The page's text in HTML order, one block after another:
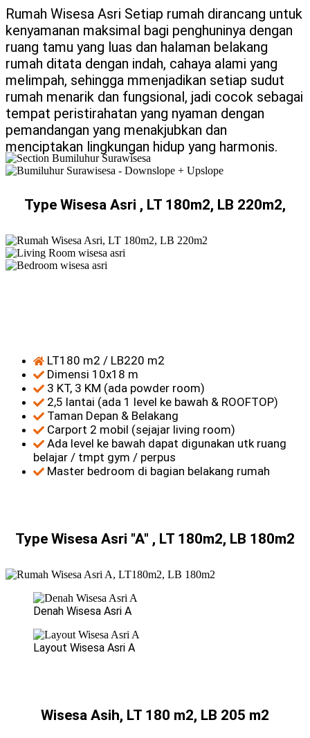
Rumah Wisesa Asri Setiap rumah dirancang untuk
kenyamanan maksimal bagi penghuninya dengan
ruang tamu yang luas dan halaman belakang
rumah ditata dengan indah, cahaya alami yang
melimpah, sehingga mmenjadikan setiap sudut
rumah menarik dan fungsional, jadi cocok sebagai
tempat peristirahatan yang nyaman dengan
pemandangan yang menakjubkan dan
menciptakan lingkungan hidup yang harmonis.
Type Wisesa Asri , LT 180m2, LB 220m2,
LT180 m2 / LB220 m2
Dimensi 10x18 m
3 KT, 3 KM (ada powder room)
2,5 lantai (ada 1 level ke bawah & ROOFTOP)
Taman Depan & Belakang
Carport 2 mobil (sejajar living room)
Ada level ke bawah dapat digunakan utk ruang
belajar / tmpt gym / perpus
Master bedroom di bagian belakang rumah
Type Wisesa Asri "A" , LT 180m2, LB 180m2
Denah Wisesa Asri A
Layout Wisesa Asri A
Wisesa Asih, LT 180 m2, LB 205 m2